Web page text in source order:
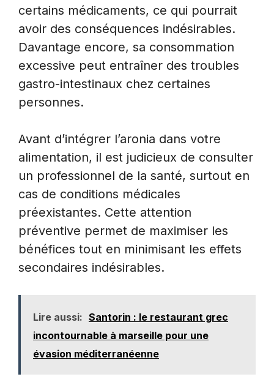
certains médicaments, ce qui pourrait
avoir des conséquences indésirables.
Davantage encore, sa consommation
excessive peut entraîner des troubles
gastro-intestinaux chez certaines
personnes.
Avant d’intégrer l’aronia dans votre
alimentation, il est judicieux de consulter
un professionnel de la santé, surtout en
cas de conditions médicales
préexistantes. Cette attention
préventive permet de maximiser les
bénéfices tout en minimisant les effets
secondaires indésirables.
Lire aussi: Santorin : le restaurant grec
incontournable à marseille pour une
évasion méditerranéenne